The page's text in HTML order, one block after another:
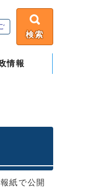
検索
情報
紙で公開